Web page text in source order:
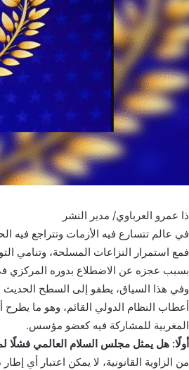
ر
ن
ا
ذا عمرو العرباوي/ مدير النشر
في عالم تتسارع فيه الأزمات وتتراجع فيه
فمع استمرار النزاعات المسلحة، وتنامي
بسبب عجزه عن الاضطلاع بدوره المركزي
وفي هذا السياق، يطفو إلى السطح
أعطاب النظام الدولي القائم، وهو ما يطرح
المغربية للمشاركة فيه كعضو مؤسس.
أولًا: هل يمثل مجلس السلام العالمي فشلًا
من الزاوية القانونية، لا يمكن اعتبار أي